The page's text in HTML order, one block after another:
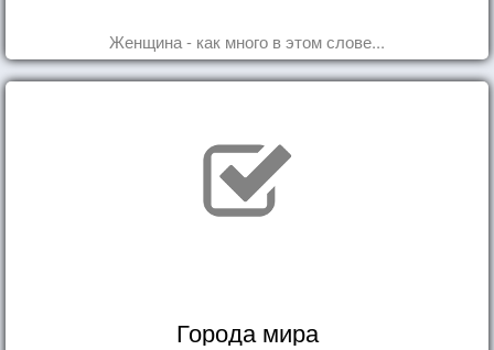
Женщина - как много в этом слове...
Города мира